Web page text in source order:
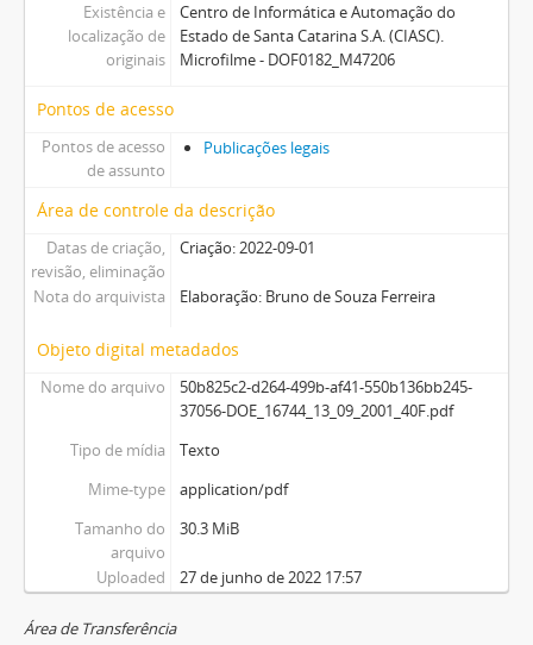
Existência e
localização de
originais
Centro de Informática e Automação do
Estado de Santa Catarina S.A. (CIASC).
Microfilme - DOF0182_M47206
Pontos de acesso
Pontos de acesso
de assunto
Publicações legais
Área de controle da descrição
Datas de criação,
revisão, eliminação
Criação: 2022-09-01
Nota do arquivista Elaboração: Bruno de Souza Ferreira
Objeto digital metadados
Nome do arquivo
50b825c2-d264-499b-af41-550b136bb245-
37056-DOE_16744_13_09_2001_40F.pdf
Tipo de mídia
Texto
Mime-type
application/pdf
Tamanho do
arquivo
30.3 MiB
Uploaded 27 de junho de 2022 17:57
Área de Transferência